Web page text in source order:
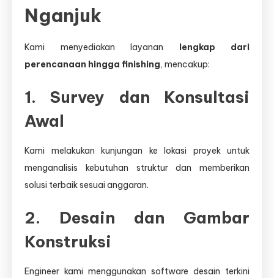
Nganjuk
Kami menyediakan layanan lengkap dari
perencanaan hingga finishing, mencakup:
1. Survey dan Konsultasi
Awal
Kami melakukan kunjungan ke lokasi proyek untuk
menganalisis kebutuhan struktur dan memberikan
solusi terbaik sesuai anggaran.
2. Desain dan Gambar
Konstruksi
Engineer kami menggunakan software desain terkini